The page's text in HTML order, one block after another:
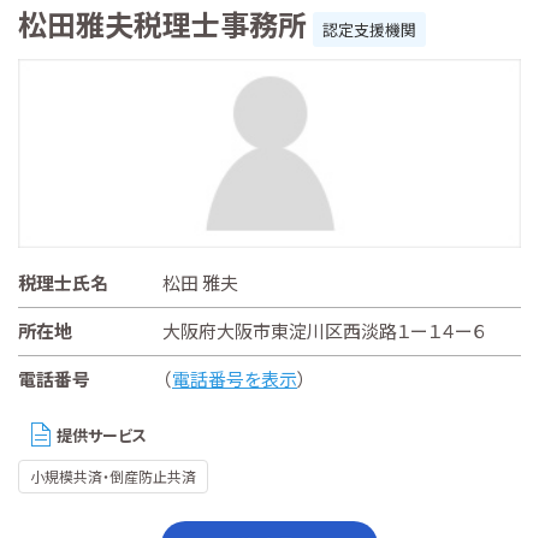
松田雅夫税理士事務所 認定支援機関
税理士氏名
松田 雅夫
所在地
大阪府大阪市東淀川区西淡路１ー１４ー６
電話番号
（電話番号を表示）
提供サービス
小規模共済・倒産防止共済